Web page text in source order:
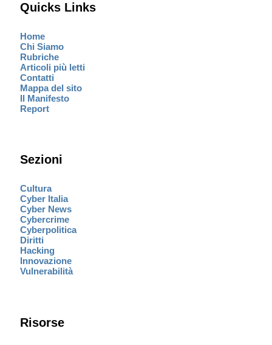
Quicks Links
Home
Chi Siamo
Rubriche
Articoli più letti
Contatti
Mappa del sito
Il Manifesto
Report
Sezioni
Cultura
Cyber Italia
Cyber News
Cybercrime
Cyberpolitica
Diritti
Hacking
Innovazione
Vulnerabilità
Risorse